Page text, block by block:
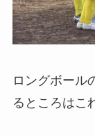
ロングボール
るところはこ